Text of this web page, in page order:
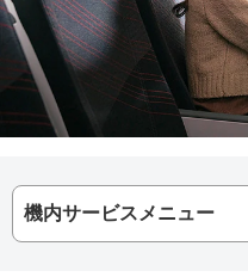
機内サービスメニュー